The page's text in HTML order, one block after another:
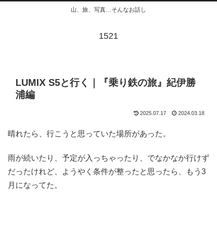
山、旅、写真…そんなお話し
1521
LUMIX S5と行く｜『乗り鉄の旅』紀伊勝
浦編
2025.07.17 2024.03.18
晴れたら、行こうと思っていた場所があった。
雨が続いたり、予定が入っちゃったり、でなかなか行けず
だったけれど、ようやく条件が整ったと思ったら、もう3
月になってた。